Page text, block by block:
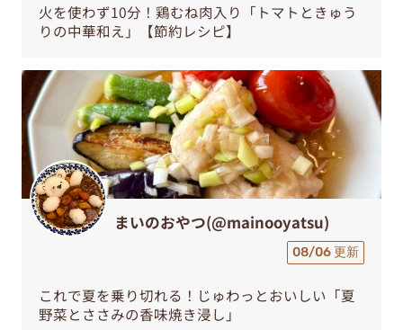
火を使わず10分！鶏むね肉入り「トマトときゅう
りの中華和え」【節約レシピ】
まいのおやつ(@mainooyatsu)
08/06 更新
これで夏を乗り切れる！じゅわっとおいしい「夏
野菜とささみの香味焼き浸し」